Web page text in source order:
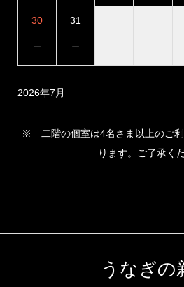
30
－
31
－
2026年7月
※ 二階の個室は4名さま以上のご利
ります。ご了承く
うなぎの